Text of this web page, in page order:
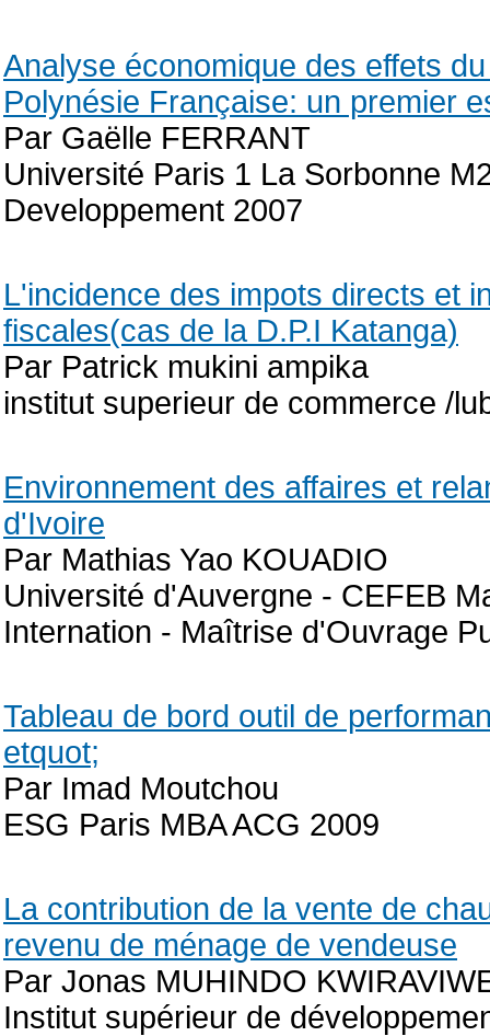
Analyse économique des effets
Polynésie Française: un premier
Par Gaëlle FERRANT
Université Paris 1 La Sorbonne
Developpement 2007
L'incidence des impots directs et
fiscales(cas de la D.P.I Katanga)
Par Patrick mukini ampika
institut superieur de commerce /
Environnement des affaires et
d'Ivoire
Par Mathias Yao KOUADIO
Université d'Auvergne - CEFEB
Internation - Maîtrise d'Ouvrage
Tableau de bord outil de
etquot;
Par Imad Moutchou
ESG Paris MBA ACG 2009
La contribution de la vente de
revenu de ménage de vendeuse
Par Jonas MUHINDO
Institut supérieur de